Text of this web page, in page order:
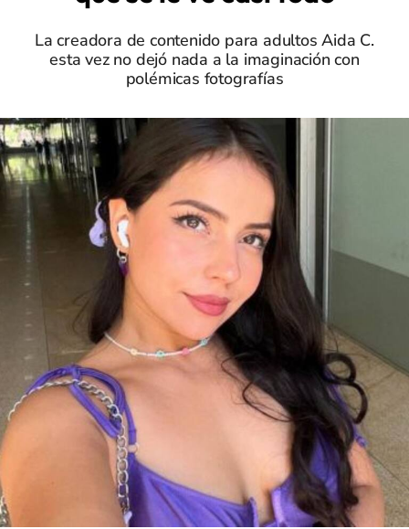
La creadora de contenido para adultos Aida C.
esta vez no dejó nada a la imaginación con
polémicas fotografías